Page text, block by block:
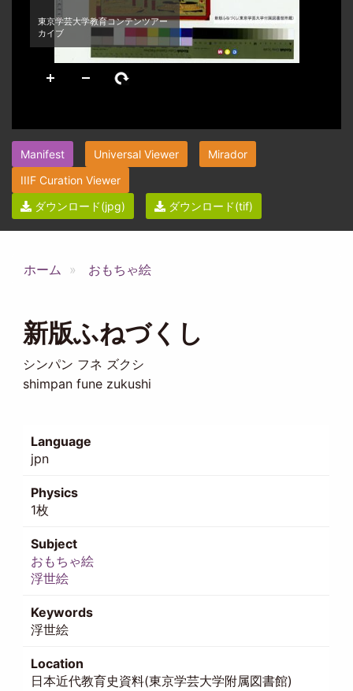
Manifest Universal Viewer
Mirador
IIIF Curation Viewer
ダウンロード(jpg)
ダウンロード(tif)
ホーム おもちゃ絵
新版ふねづくし
シンパン フネ ズクシ
shimpan fune zukushi
Language
jpn
Physics
1枚
Subject
おもちゃ絵
浮世絵
Keywords
浮世絵
Location
日本近代教育史資料(東京学芸大学附属図書館)